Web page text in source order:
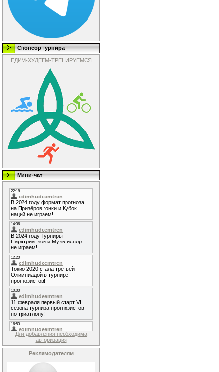
Спонсор турнира
ЕДИМ-ХУДЕЕМ-ТРЕНИРУЕМСЯ
Мини-чат
Для добавления необходима
авторизация
Рекламодателям